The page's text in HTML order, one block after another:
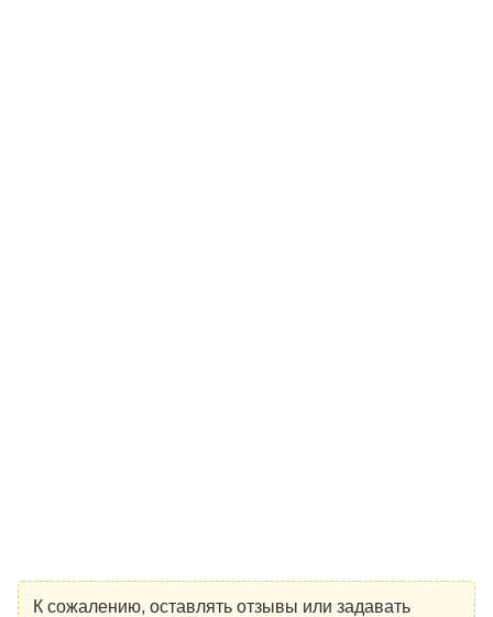
К сожалению, оставлять отзывы или задавать